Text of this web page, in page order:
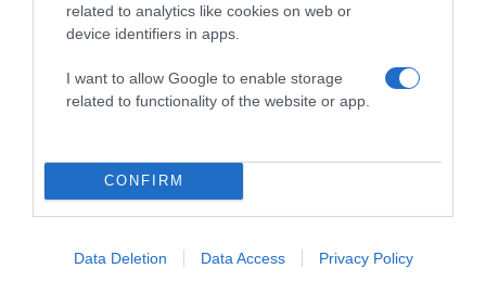
related to analytics like cookies on web or
device identifiers in apps.
I want to allow Google to enable storage
related to functionality of the website or app.
CONFIRM
Data Deletion Data Access Privacy Policy
Veréb Tamás válik a feleségétől